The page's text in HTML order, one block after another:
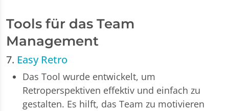
Tools für das Team
Management
7. Easy Retro
Das Tool wurde entwickelt, um
Retroperspektiven effektiv und einfach zu
gestalten. Es hilft, das Team zu motivieren